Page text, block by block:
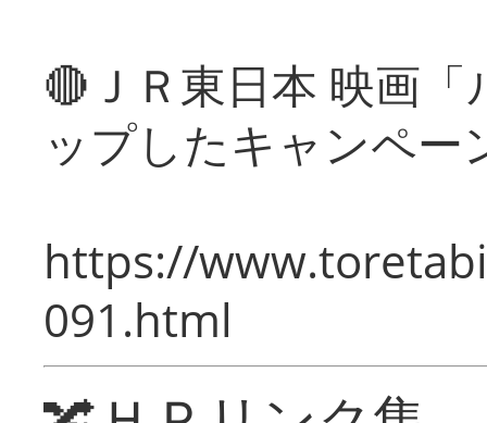
🔴ＪＲ東日本 映画
ップしたキャンペー
https://
091.html